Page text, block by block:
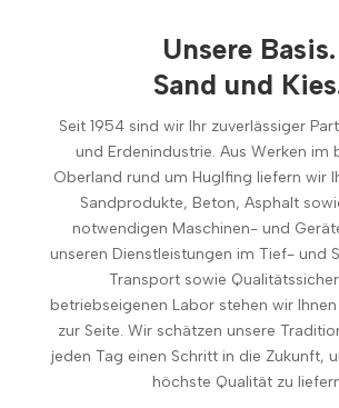
Unsere Basis.
Sand und
Seit 1954 sind wir Ihr zuverlässiger
und Erdenindustrie. Aus Werken im
Oberland rund um Huglfing liefern wir
Sandprodukte, Beton, Asphalt
notwendigen Maschinen- und
unseren Dienstleistungen im Tief- und
Transport sowie
betriebseigenen Labor stehen wir
zur Seite. Wir schätzen unsere
jeden Tag einen Schritt in die Zukunft,
höchste Qualität zu